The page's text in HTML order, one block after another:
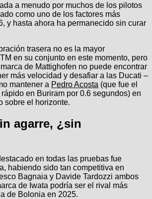
a menudo por muchos de los pilotos
como uno de los factores más
y hasta ahora ha permanecido sin curar
trasera no es la mayor
en su conjunto en este momento, pero
de Mattighofen no puede encontrar
más velocidad y desafiar a las Ducati –
mantener a Pedro Acosta (que fue el
en Buriram por 0.6 segundos) en
sobre el horizonte.
agarre, ¿sin
en todas las pruebas fue
habiendo sido tan competitiva en
Bagnaia y Davide Tardozzi ambos
de Iwata podría ser el rival más
de Bolonia en 2025.